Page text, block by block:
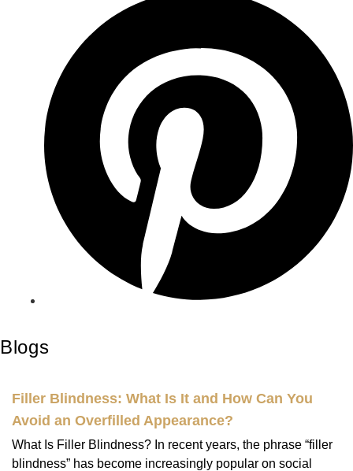
Blogs
Filler Blindness: What Is It and How Can You
Avoid an Overfilled Appearance?
What Is Filler Blindness? In recent years, the phrase “filler
blindness” has become increasingly popular on social